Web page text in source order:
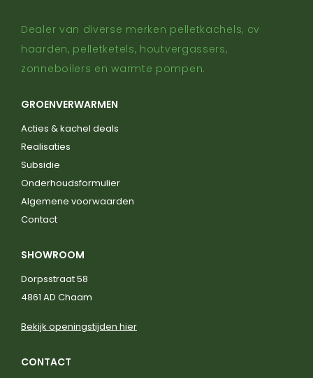
Dealer van diverse merken pelletkachels, cv
haarden, pelletketels, houtvergassers,
zonneboilers en warmte pompen.
GROENVERWARMEN
Acties & kachel deals
Realisaties
Subsidie
Onderhoudsformulier
Algemene voorwaarden
Contact
SHOWROOM
Dorpsstraat 58
4861 AD Chaam
Bekijk openingstijden hier
CONTACT